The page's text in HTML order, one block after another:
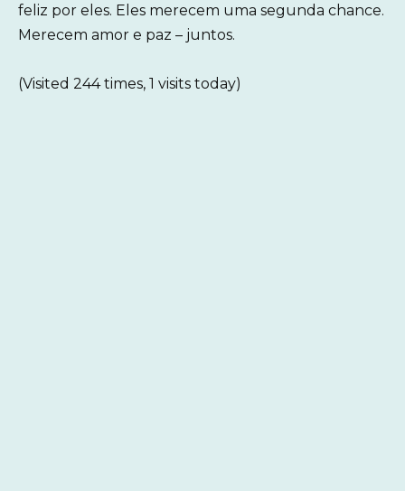
feliz por eles. Eles merecem uma segunda chance.
Merecem amor e paz – juntos.
(Visited 244 times, 1 visits today)